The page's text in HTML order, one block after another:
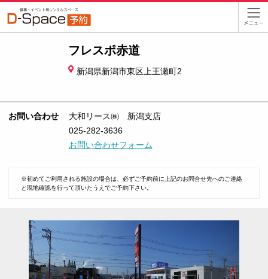
フレスポ赤道
新潟県新潟市東区上王瀬町2
お問い合わせ
大和リース㈱ 新潟支店
025-282-3636
お問い合わせフォーム
※初めてご利用される施設の場合は、必ずご予約前に上記のお問合せ先へのご連絡
と現地確認を行って頂いたうえでご予約下さい。